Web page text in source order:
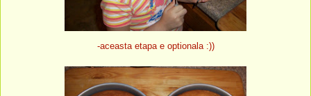
-aceasta etapa e optionala :))